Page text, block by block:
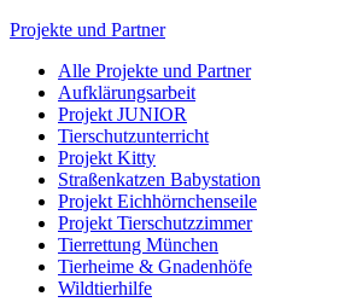
Projekte und Partner
Alle Projekte und Partner
Aufklärungsarbeit
Projekt JUNIOR
Tierschutzunterricht
Projekt Kitty
Straßenkatzen Babystation
Projekt Eichhörnchenseile
Projekt Tierschutzzimmer
Tierrettung München
Tierheime & Gnadenhöfe
Wildtierhilfe